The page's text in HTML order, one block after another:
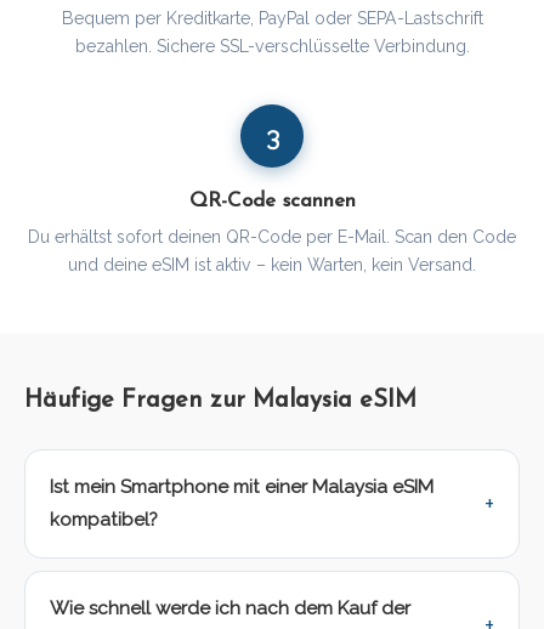
Bequem per Kreditkarte, PayPal oder SEPA-Lastschrift
bezahlen. Sichere SSL-verschlüsselte Verbindung.
3
QR-Code scannen
Du erhältst sofort deinen QR-Code per E-Mail. Scan den Code
und deine eSIM ist aktiv – kein Warten, kein Versand.
Häufige Fragen zur Malaysia eSIM
Ist mein Smartphone mit einer Malaysia eSIM
kompatibel?
Wie schnell werde ich nach dem Kauf der